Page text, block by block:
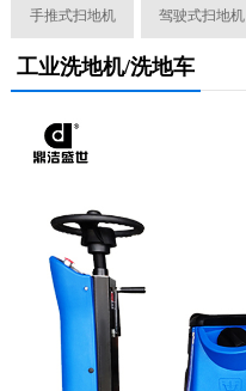
手推式扫地机 驾驶式扫地机
工业洗地机/洗地车